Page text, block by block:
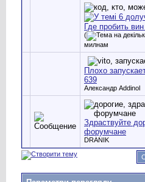
Где пробить
(
милнам
Плохо
639
Александр Addinol
Здраствуйте
форумчане
DRANIK